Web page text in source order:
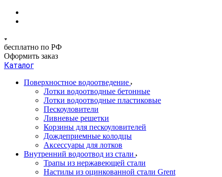
бесплатно по РФ
Оформить заказ
Каталог
Поверхностное водоотведение
Лотки водоотводные бетонные
Лотки водоотводные пластиковые
Пескоуловители
Ливневые решетки
Корзины для пескоуловителей
Дождеприемные колодцы
Аксессуары для лотков
Внутренний водоотвод из стали
Трапы из нержавеющей стали
Настилы из оцинкованной стали Grent